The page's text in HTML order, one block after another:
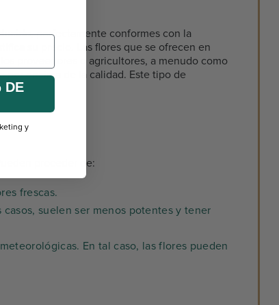
, perfectamente conformes con la
su precio. Las flores que se ofrecen en
proveedores o agricultores, a menudo como
encima de la calidad. Este tipo de
proceder de:
frescas.
suelen ser menos potentes y tener
En tal caso, las flores pueden
DE
y